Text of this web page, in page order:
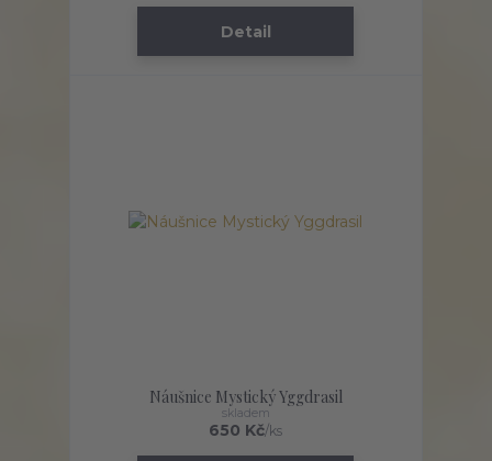
Detail
Náušnice Mystický Yggdrasil
650 Kč/ks
skladem